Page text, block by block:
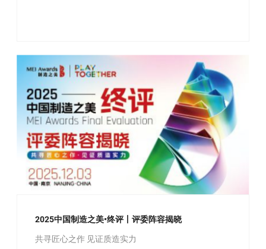
2025中国制造之美•终评丨评委阵容揭晓
共寻匠心之作 见证质造实力